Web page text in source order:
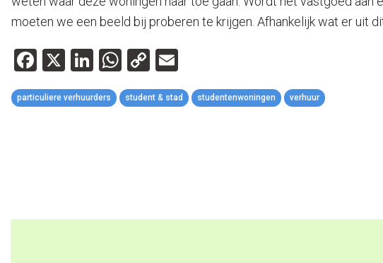
moeten we een beeld bij proberen te krijgen. Afhankelijk wat er uit
Facebook
X LinkedIn
WhatsApp
Copy
Link
particuliere verhuurders student & stad studentenwoningen verhuur